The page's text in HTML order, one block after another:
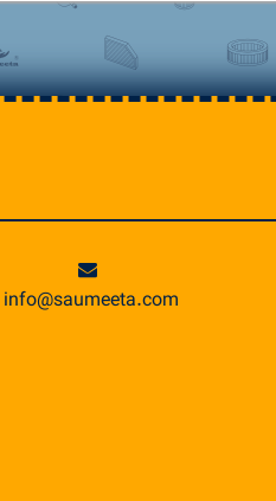
info@saumeeta.com